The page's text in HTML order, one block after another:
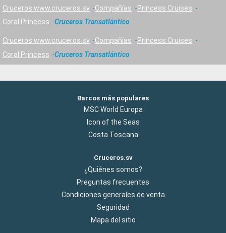
Cruceros www.cruceros.sv Compañías
Princess Cruises
Coral Princess
Cruceros Transatlántico
Cruceros www.cruceros.sv Compañías
Princess Cruises
Coral Princess
Cruceros Transatlántico
Barcos más populares
MSC World Europa
Icon of the Seas
Costa Toscana
Cruceros.sv
¿Quiénes somos?
Preguntas frecuentes
Condiciones generales de venta
Seguridad
Mapa del sitio